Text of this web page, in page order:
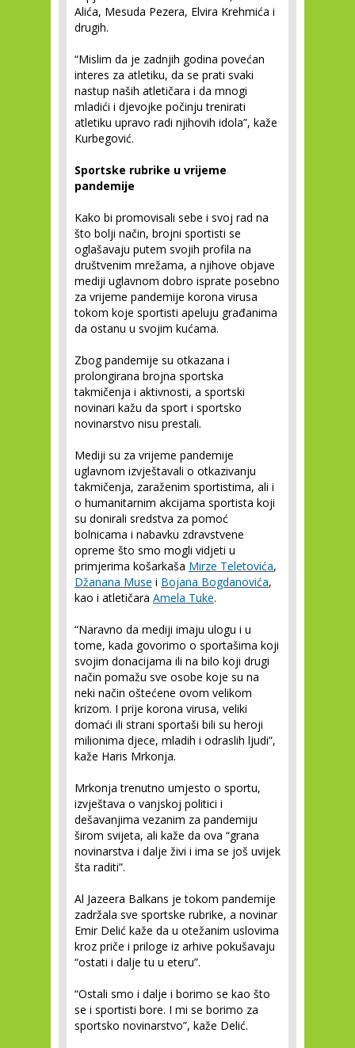
Alića, Mesuda Pezera, Elvira Krehmića i
drugih.
“Mislim da je zadnjih godina povećan
interes za atletiku, da se prati svaki
nastup naših atletičara i da mnogi
mladići i djevojke počinju trenirati
atletiku upravo radi njihovih idola”, kaže
Kurbegović.
Sportske rubrike u vrijeme
pandemije
Kako bi promovisali sebe i svoj rad na
što bolji način, brojni sportisti se
oglašavaju putem svojih profila na
društvenim mrežama, a njihove objave
mediji uglavnom dobro isprate posebno
za vrijeme pandemije korona virusa
tokom koje sportisti apeluju građanima
da ostanu u svojim kućama.
Zbog pandemije su otkazana i
prolongirana brojna sportska
takmičenja i aktivnosti, a sportski
novinari kažu da sport i sportsko
novinarstvo nisu prestali.
Mediji su za vrijeme pandemije
uglavnom izvještavali o otkazivanju
takmičenja, zaraženim sportistima, ali i
o humanitarnim akcijama sportista koji
su donirali sredstva za pomoć
bolnicama i nabavku zdravstvene
opreme što smo mogli vidjeti u
primjerima košarkaša Mirze Teletovića,
Džanana Muse i Bojana Bogdanovića,
kao i atletičara Amela Tuke.
“Naravno da mediji imaju ulogu i u
tome, kada govorimo o sportašima koji
svojim donacijama ili na bilo koji drugi
način pomažu sve osobe koje su na
neki način oštećene ovom velikom
krizom. I prije korona virusa, veliki
domaći ili strani sportaši bili su heroji
milionima djece, mladih i odraslih ljudi”,
kaže Haris Mrkonja.
Mrkonja trenutno umjesto o sportu,
izvještava o vanjskoj politici i
dešavanjima vezanim za pandemiju
širom svijeta, ali kaže da ova “grana
novinarstva i dalje živi i ima se još uvijek
šta raditi”.
Al Jazeera Balkans je tokom pandemije
zadržala sve sportske rubrike, a novinar
Emir Delić kaže da u otežanim uslovima
kroz priče i priloge iz arhive pokušavaju
“ostati i dalje tu u eteru”.
“Ostali smo i dalje i borimo se kao što
se i sportisti bore. I mi se borimo za
sportsko novinarstvo”, kaže Delić.